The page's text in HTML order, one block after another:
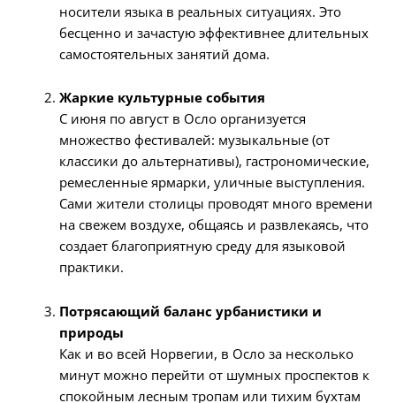
носители языка в реальных ситуациях. Это
бесценно и зачастую эффективнее длительных
самостоятельных занятий дома.
Жаркие культурные события
С июня по август в Осло организуется
множество фестивалей: музыкальные (от
классики до альтернативы), гастрономические,
ремесленные ярмарки, уличные выступления.
Сами жители столицы проводят много времени
на свежем воздухе, общаясь и развлекаясь, что
создает благоприятную среду для языковой
практики.
Потрясающий баланс урбанистики и
природы
Как и во всей Норвегии, в Осло за несколько
минут можно перейти от шумных проспектов к
спокойным лесным тропам или тихим бухтам